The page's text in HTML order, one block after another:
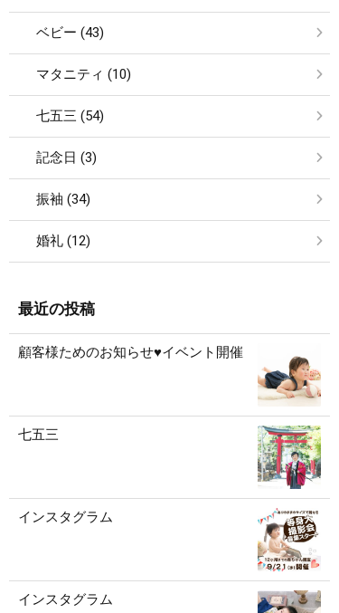
ベビー (43)
マタニティ (10)
七五三 (54)
記念日 (3)
振袖 (34)
婚礼 (12)
最近の投稿
顧客様ためのお知らせ♥イベント開催
七五三
インスタグラム
インスタグラム